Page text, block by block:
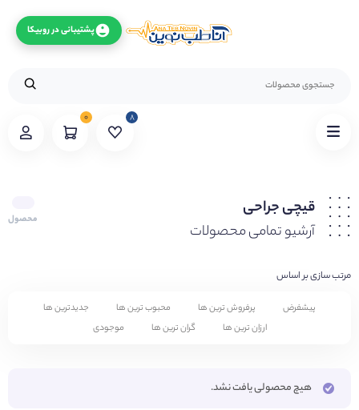
۰ ۸
قیچی جراحی
آرشیو تمامی محصولات
محصول
مرتب سازی بر اساس
پیشفرض پرفروش ترین ها محبوب ترین ها
جدیدترین ها
ارزان ترین ها
گران ترین ها موجودی
هیچ محصولی یافت نشد.
پشتیبانی در روبیکا